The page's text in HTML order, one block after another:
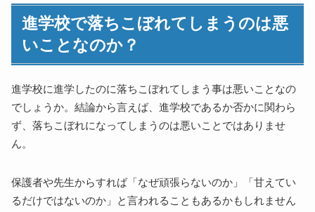
進学校で落ちこぼれてしまうのは悪
いことなのか？
進学校に進学したのに落ちこぼれてしまう事は悪いことなの
でしょうか。結論から言えば、進学校であるか否かに関わら
ず、落ちこぼれになってしまうのは悪いことではありませ
ん。
保護者や先生からすれば「なぜ頑張らないのか」「甘えてい
るだけではないのか」と言われることもあるかもしれません